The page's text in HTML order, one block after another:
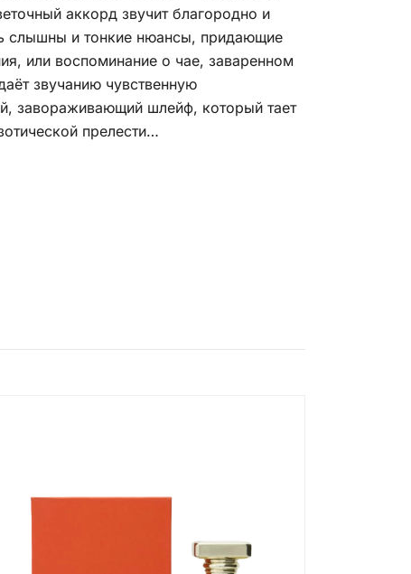
аккорд звучит благородно и
слышны и тонкие нюансы, придающие
или воспоминание о чае, заваренном
звучанию чувственную
завораживающий шлейф, который тает
прелести…